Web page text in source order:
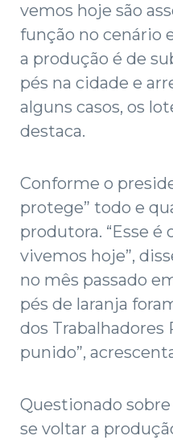
vemos hoje são
função no cenário
a produção é de
pés na cidade e
alguns casos, os
destaca.
Conforme o
protege” todo e
produtora. “Esse
vivemos hoje”,
no mês passado
pés de laranja
dos Trabalhadores
punido”,
Questionado
se voltar a